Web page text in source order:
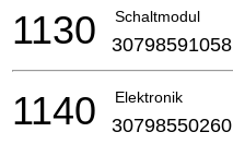
Schaltmodul
1130 30798591058
Elektronik
1140 30798550260